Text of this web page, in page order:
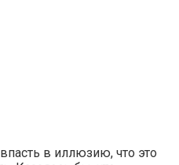
в иллюзию, что это